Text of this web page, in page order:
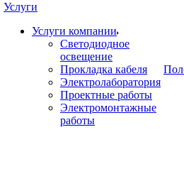
Услуги
Услуги компании
Светодиодное
освещение
Прокладка кабеля
Электролаборатория
Проектные работы
Электромонтажные
работы